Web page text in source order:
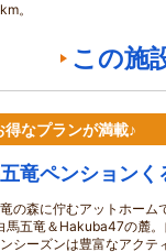
。
この施
なプランが満載♪
竜ペンションく
の森に佇むアットホーム
馬五竜＆Hakuba47の麓
シーズンは豊富なアクテ